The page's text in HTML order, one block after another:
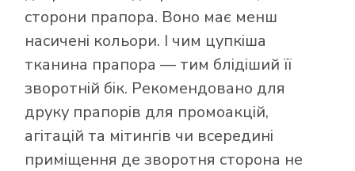
сторони прапора. Воно має менш
насичені кольори. І чим цупкіша
тканина прапора — тим блідіший її
зворотній бік. Рекомендовано для
друку прапорів для промоакцій,
агітацій та мітингів чи всередині
приміщення де зворотня сторона не